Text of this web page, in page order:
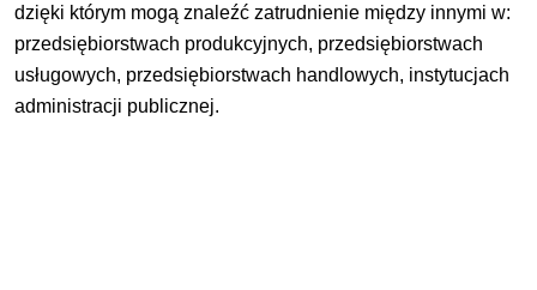
dzięki którym mogą znaleźć zatrudnienie między innymi w:
przedsiębiorstwach produkcyjnych, przedsiębiorstwach
usługowych, przedsiębiorstwach handlowych, instytucjach
administracji publicznej.